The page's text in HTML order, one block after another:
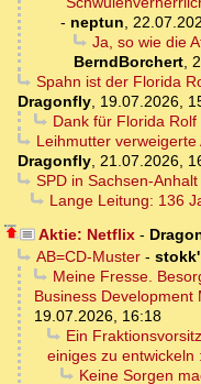
- neptun,
Ja, so wie die
BerndBorchert,
Spahn ist der Florida
Dragonfly, 19.07.2026,
Dank für Florida Rolf
Leihmutter
Dragonfly, 21.07.2026,
SPD in Sachsen-
Lange Leitung: 136
Aktie: Netflix-
AB=CD-Muster- stokk'
Meine Fresse.
Business Development
19.07.2026, 16:18
Ein
einiges zu entwickeln
Keine Sorgen